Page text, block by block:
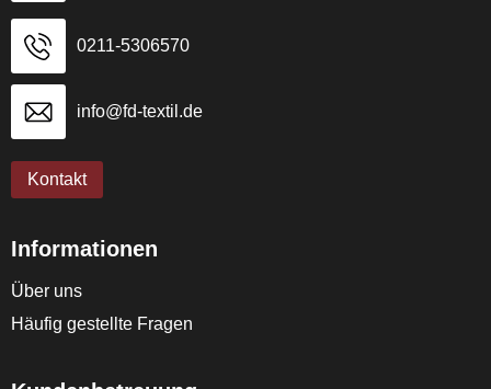
0211-5306570
info@fd-textil.de
Kontakt
Informationen
Über uns
Häufig gestellte Fragen